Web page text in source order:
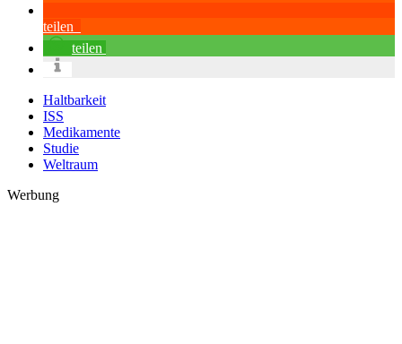
teilen
teilen
Haltbarkeit
ISS
Medikamente
Studie
Weltraum
Werbung